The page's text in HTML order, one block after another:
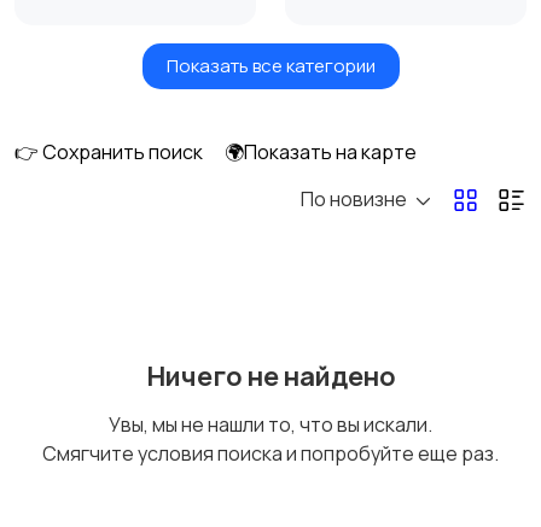
Фены и стайлеры Напольные весы
Бритвы и эпиляторы
Показать все категории
👉 Сохранить поиск
🌍Показать на карте
По новизне
Ничего не найдено
Увы, мы не нашли то, что вы искали.
Смягчите условия поиска и попробуйте еще раз.